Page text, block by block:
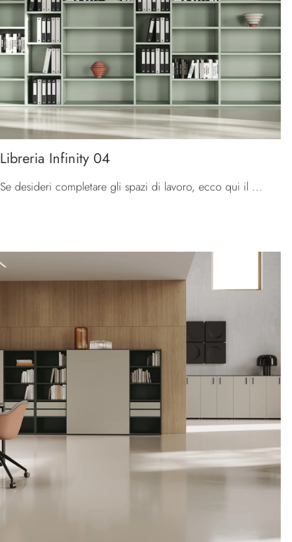
Libreria Infinity 04
Se desideri completare gli spazi di lavoro, ecco qui il modello Libreria Infinity 04 di Colombini Office tra differenti soluzioni di librerie per ...